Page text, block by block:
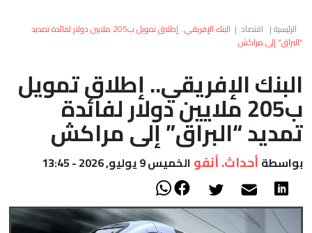
العالم
الصحراء
الرئيسية| اقتصاد |
البنك الإفريقي.. إطلاق تمويل ب205 ملايين دولار لفائدة تمديد
“البراق” إلى مراكش
البنك الإفريقي.. إطلاق تمويل
ب205 ملايين دولار لفائدة
تمديد “البراق” إلى مراكش
بواسطة أحداث. أنفو الخميس 9 يوليو, 2026 - 13:45